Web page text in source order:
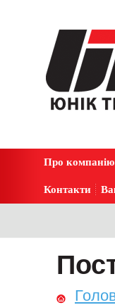
Про компанію
Контакти